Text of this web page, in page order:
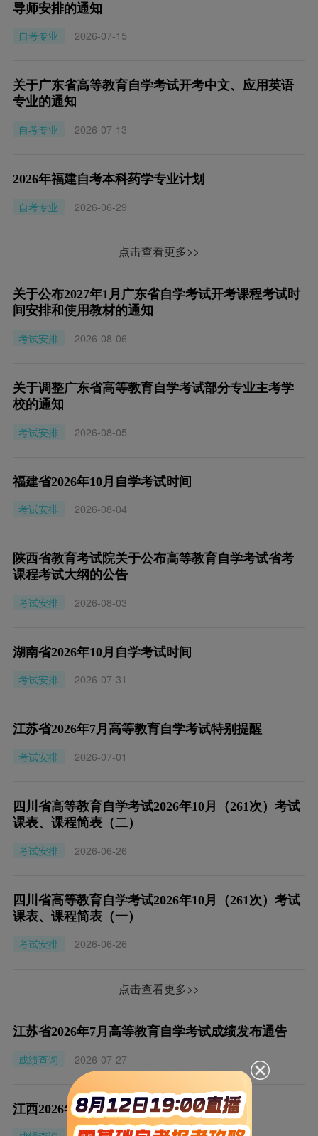
导师安排的通知
自考专业
2026-07-15
关于广东省高等教育自学考试开考中文、应用英语
专业的通知
自考专业
2026-07-13
2026年福建自考本科药学专业计划
自考专业
2026-06-29
点击查看更多>>
关于公布2027年1月广东省自学考试开考课程考试时
间安排和使用教材的通知
考试安排
2026-08-06
关于调整广东省高等教育自学考试部分专业主考学
校的通知
考试安排
2026-08-05
福建省2026年10月自学考试时间
考试安排
2026-08-04
陕西省教育考试院关于公布高等教育自学考试省考
课程考试大纲的公告
考试安排
2026-08-03
湖南省2026年10月自学考试时间
考试安排
2026-07-31
江苏省2026年7月高等教育自学考试特别提醒
考试安排
2026-07-01
四川省高等教育自学考试2026年10月（261次）考试
课表、课程简表（二）
考试安排
2026-06-26
四川省高等教育自学考试2026年10月（261次）考试
课表、课程简表（一）
考试安排
2026-06-26
点击查看更多>>
江苏省2026年7月高等教育自学考试成绩发布通告
成绩查询
2026-07-27
江西2026年10月自学考试查分时间